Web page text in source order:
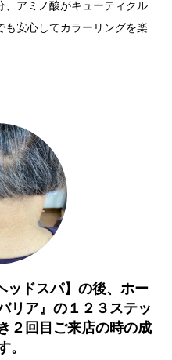
、アミノ酸がキューティクル
も安心してカラーリングを楽
ドスパ】の後、ホー
リア』の１２３ステッ
２回目ご来店の時の成
。